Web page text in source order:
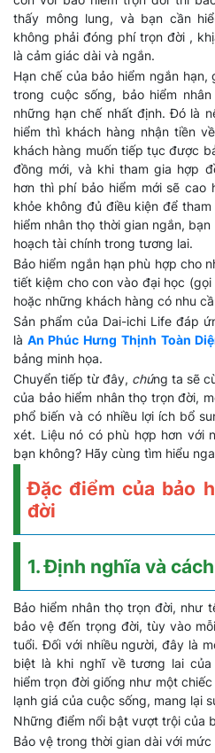
thấy mông lung, và bạn cần
không phải đóng phí trọn đời ,
là cảm giác dài và ngắn.
Hạn chế của bảo hiểm ngắn
trong cuộc sống, bảo hiểm
những hạn chế nhất định. Đó là
hiểm thì khách hàng nhận tiền
khách hàng muốn tiếp tục được
đồng mới, và khi tham gia hợp
hơn thì phí bảo hiểm mới sẽ cao
khỏe không đủ điều kiện để
hiểm nhân thọ thời gian ngắn,
hoạch tài chính trong tương lai.
Bảo hiểm ngắn hạn phù hợp cho
tiết kiệm cho con vào đại học
hoặc những khách hàng có nhu
Sản phẩm của Dai-ichi Life đáp
là An Phúc Hưng Thịnh Toàn
bảng minh họa.
Chuyển tiếp từ đây, chúng ta sẽ
của bảo hiểm nhân thọ trọn đời,
phổ biến và có nhiều lợi ích bổ
xét. Liệu nó có phù hợp hơn với
bạn không? Hãy cùng tìm hiểu
Đặc điểm của bảo
đời
1. Định nghĩa và
Bảo hiểm nhân thọ trọn đời, như
bảo vệ đến trọng đời, tùy vào mỗi
tuổi. Đối với nhiều người, đây là
biệt là khi nghĩ về tương lai
hiểm trọn đời giống như một
lạnh giá của cuộc sống, mang lại
Những điểm nổi bật vượt trội của
Bảo vệ trong thời gian dài với